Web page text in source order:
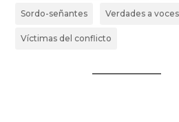
Sordo-señantes Verdades a voces
Víctimas del conflicto